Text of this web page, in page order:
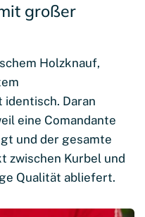
großer
Holzknauf,
Daran
eine Comandante
und der gesamte
zwischen Kurbel und
Qualität abliefert.